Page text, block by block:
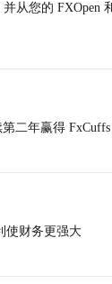
从您的 FXOpen
二年赢得
使财务更强大